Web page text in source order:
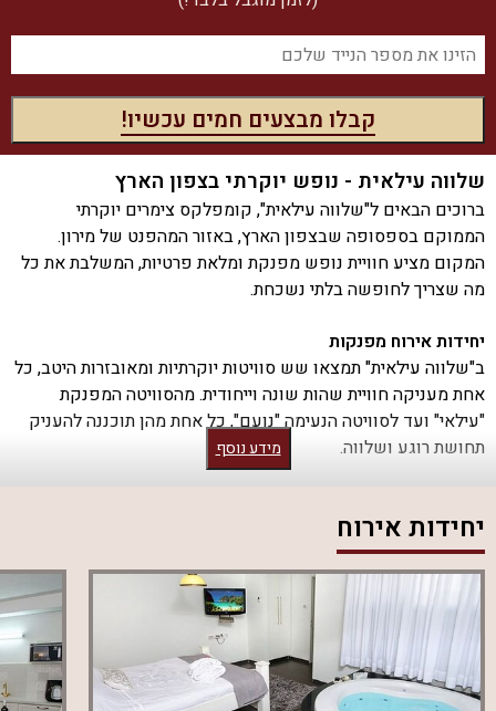
שלווה עילאית - נופש יוקרתי בצפון הארץ
ברוכים הבאים ל"שלווה עילאית", קומפלקס צימרים יוקרתי
הממוקם בספסופה שבצפון הארץ, באזור המהפנט של מירון.
המקום מציע חוויית נופש מפנקת ומלאת פרטיות, המשלבת את כל
מה שצריך לחופשה בלתי נשכחת.
יחידות אירוח מפנקות
ב"שלווה עילאית" תמצאו שש סוויטות יוקרתיות ומאובזרות היטב, כל
אחת מעניקה חוויית שהות שונה וייחודית. מהסוויטה המפנקת
"עילאי" ועד לסוויטה הנעימה "נועם", כל אחת מהן תוכננה להעניק
תחושת רוגע ושלווה.
המתחם החיצוני מציע שפע של מתקנים להנאה מושלמת: בריכת
שחייה פרטית מגודרת, מקורה ומחוממת, ג'קוזי ספא, ופינות ישיבה
נוחות מול הנוף הפתוח. בנוסף, תוכלו להיעזר בעמדת מנגל BBQ
(לא בשבת) וליהנות מארוחה משפחתית או זוגית תחת כיפת השמיים.
אבזור יוקרתי
ביחידות האירוח תמצאו מסך LCD ומערכת סטריאו, לצד מטבח
מידע נוסף
יחידות אירוח